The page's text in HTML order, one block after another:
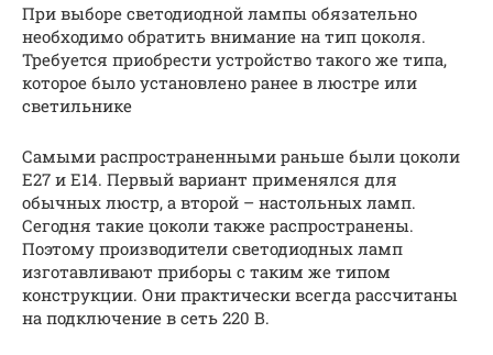
При выборе светодиодной лампы обязательно
необходимо обратить внимание на тип цоколя.
Требуется приобрести устройство такого же типа,
которое было установлено ранее в люстре или
светильнике
Самыми распространенными раньше были цоколи
Е27 и Е14. Первый вариант применялся для
обычных люстр, а второй – настольных ламп.
Сегодня такие цоколи также распространены.
Поэтому производители светодиодных ламп
изготавливают приборы с таким же типом
конструкции. Они практически всегда рассчитаны
на подключение в сеть 220 В.